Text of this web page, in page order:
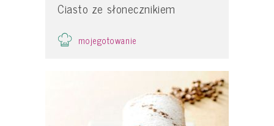
Ciasto ze słonecznikiem
mojegotowanie